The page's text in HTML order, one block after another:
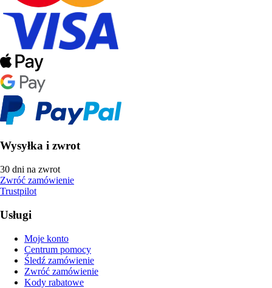
Wysyłka i zwrot
30 dni na zwrot
Zwróć zamówienie
Trustpilot
Usługi
Moje konto
Centrum pomocy
Śledź zamówienie
Zwróć zamówienie
Kody rabatowe